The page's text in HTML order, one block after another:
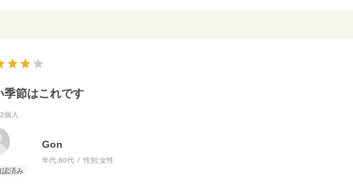
季節はこれです
個入
Gon
年代:60代 性別:女性